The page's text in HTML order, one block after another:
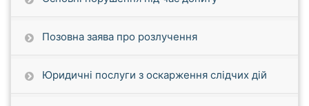
Позовна заява про розлучення
Юридичні послуги з оскарження слідчих дій